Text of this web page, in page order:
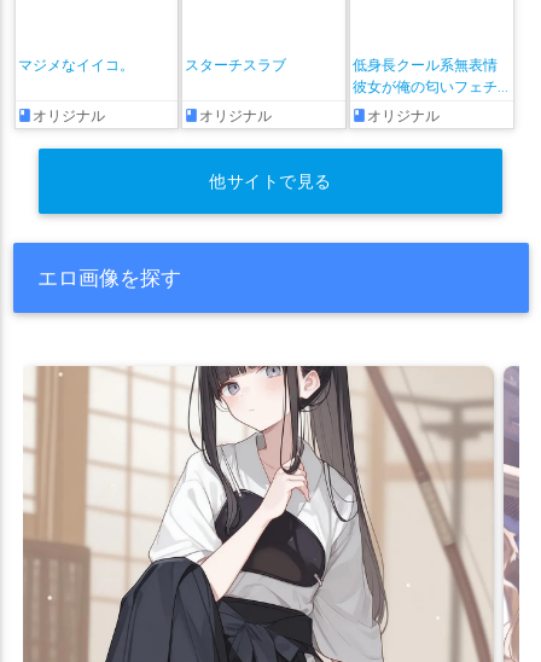
マジメなイイコ。
オリジナル
スターチスラブ
オリジナル
低身長クール系無表情
彼女が俺の匂いフェチ
だと発覚したらもう――!
オリジナル
他サイトで見る
エロ画像を探す